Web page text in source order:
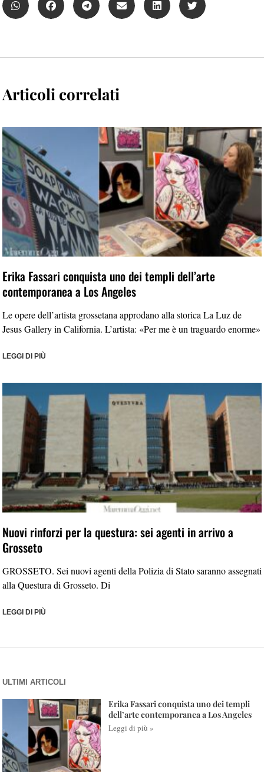
Articoli correlati
Erika Fassari conquista uno dei templi dell’arte
contemporanea a Los Angeles
Le opere dell’artista grossetana approdano alla storica La Luz de
Jesus Gallery in California. L’artista: «Per me è un traguardo enorme»
LEGGI DI PIÙ
Nuovi rinforzi per la questura: sei agenti in arrivo a
Grosseto
GROSSETO. Sei nuovi agenti della Polizia di Stato saranno assegnati
alla Questura di Grosseto. Di
LEGGI DI PIÙ
ULTIMI ARTICOLI
Erika Fassari conquista uno dei templi
dell’arte contemporanea a Los Angeles
Leggi di più »